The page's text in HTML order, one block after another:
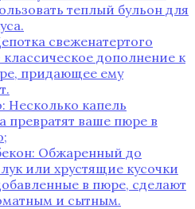
теплый бульон для
свеженатертого
классическое дополнение к
придающее ему
капель
превратят ваше пюре в
Обжаренный до
или хрустящие кусочки
в пюре‚ сделают
и сытным.